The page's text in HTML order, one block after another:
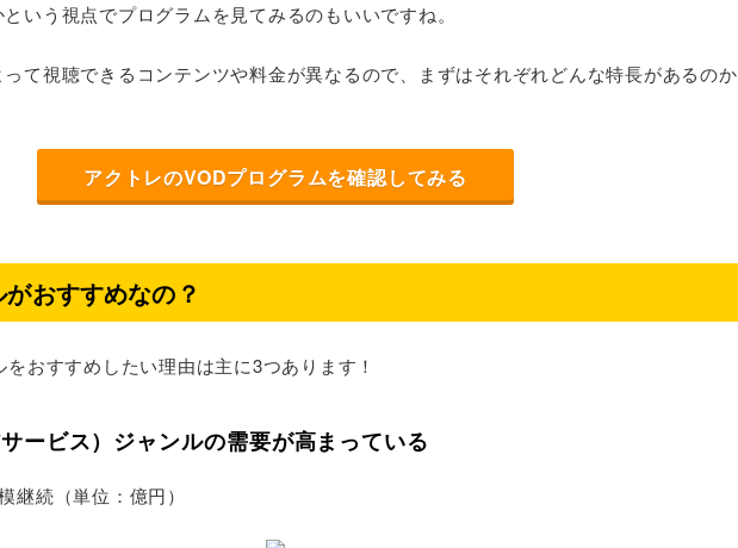
いう視点でプログラムを見てみるのもいいですね。
て視聴できるコンテンツや料金が異なるので、まずはそれぞれどんな特長があるのか
アクトレのVODプログラムを確認してみる
おすすめなの？
おすすめしたい理由は主に3つあります！
ービス）ジャンルの需要が高まっている
継続（単位：億円）